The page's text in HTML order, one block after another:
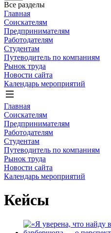
Все разделы
Главная
Соискателям
Предпринимателям
Работодателям
Студентам
Путеводитель по компаниям
Рынок труда
Новости сайта
Календарь мероприятий
Главная
Соискателям
Предпринимателям
Работодателям
Студентам
Путеводитель по компаниям
Рынок труда
Новости сайта
Календарь мероприятий
Кейсы